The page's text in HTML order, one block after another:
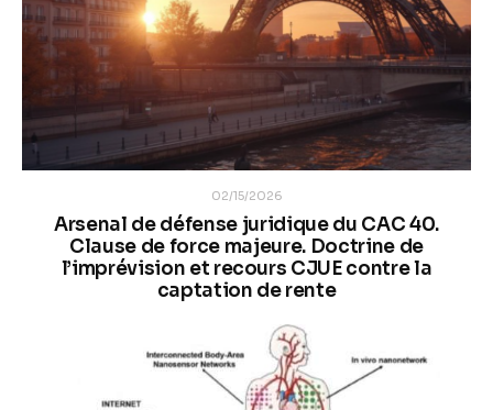
02/15/2026
Arsenal de défense juridique du CAC 40.
Clause de force majeure. Doctrine de
l’imprévision et recours CJUE contre la
captation de rente